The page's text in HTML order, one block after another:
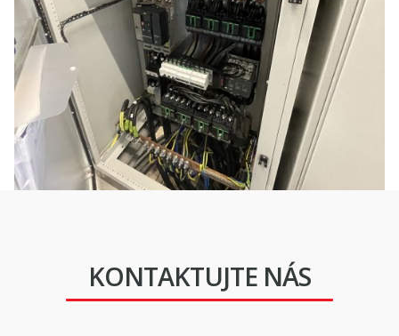
KONTAKTUJTE NÁS